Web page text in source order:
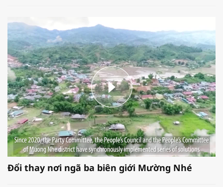
Đổi thay nơi ngã ba biên giới Mường Nhé